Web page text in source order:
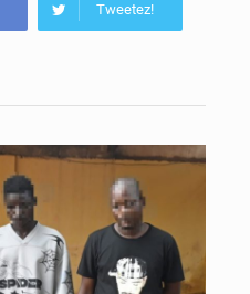
Tweetez!